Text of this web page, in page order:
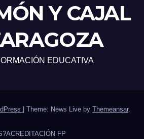
Y CAJAL
EDUCATIVA
Theme: News Live by Themeansar.
ACREDITACIÓN FP